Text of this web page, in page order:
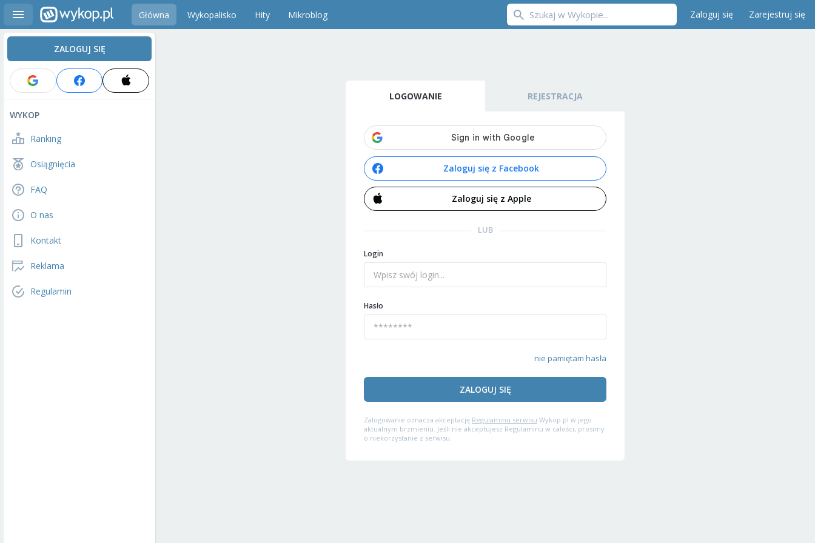
Główna Wykopalisko Hity Mikroblog Zaloguj się Zarejestruj się
ZALOGUJ SIĘ
WYKOP
Ranking
Osiągnięcia
FAQ
O nas
Kontakt
Reklama
Regulamin
LOGOWANIE REJESTRACJA
Zaloguj się z Facebook
Zaloguj się z Apple
LUB
Login
Hasło
nie pamiętam hasła
ZALOGUJ SIĘ
Zalogowanie oznacza akceptację Regulaminu serwisu Wykop.pl w jego
aktualnym brzmieniu. Jeśli nie akceptujesz Regulaminu w całości, prosimy
o niekorzystanie z serwisu.